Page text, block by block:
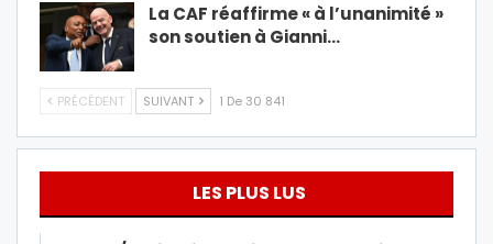
La CAF réaffirme « à l’unanimité »
son soutien à Gianni…
PRÉCÉDENT SUIVANT 1 De 30 841
LES PLUS LUS